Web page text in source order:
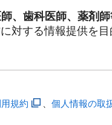
、歯科医師、薬剤師
する情報提供を
規約 、個人情報の取